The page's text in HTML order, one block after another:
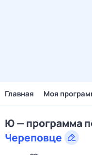
Главная Моя
Ю — программа
Череповце